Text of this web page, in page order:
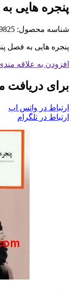
پنجره هایی
شناسه محصول:
پنجره هایی به فصل
افزودن به علاقه
برای دریافت
ارتباط در واتس اپ
ارتباط در تلگرام